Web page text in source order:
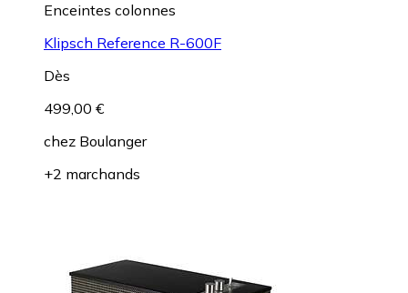
Enceintes colonnes
Klipsch Reference R-600F
Dès
499,00 €
chez Boulanger
+2 marchands